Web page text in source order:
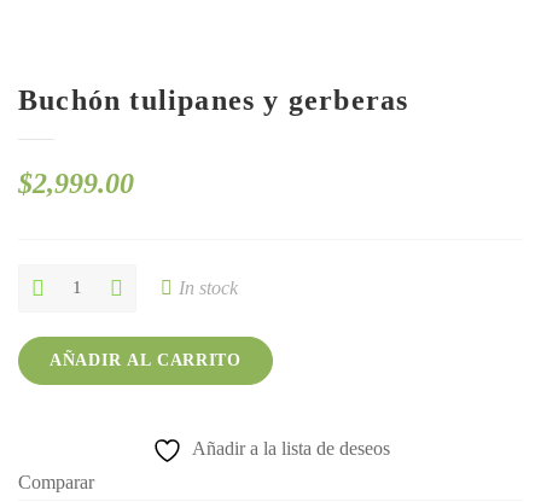
Buchón tulipanes y gerberas
$2,999.00
Buchón
gerberas
quantity
In stock
AÑADIR AL CARRITO
Añadir a la lista de deseos
Comparar